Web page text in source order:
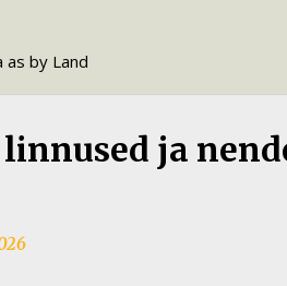
as by Land
ja